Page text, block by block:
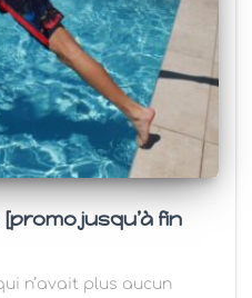
jusqu’à fin
n’avait plus aucun